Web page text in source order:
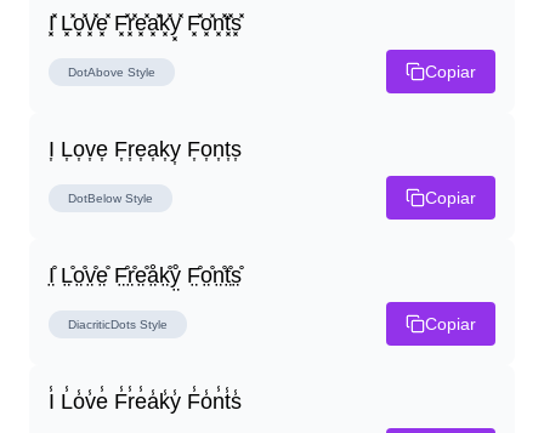
I͓̽ L͓̽o͓̽v͓̽e͓̽ F͓̽r͓̽e͓̽a͓̽k͓̽y͓̽ F͓̽o͓̽n͓̽t͓̽s͓̽
DotAbove Style Copiar
I͎ L͎o͎v͎e͎ F͎r͎e͎a͎k͎y͎ F͎o͎n͎t͎s͎
DotBelow Style Copiar
I̤̊ L̤̊o̤̊v̤̊e̤̊ F̤̊r̤̊e̤̊å̤k̤̊ẙ̤ F̤̊o̤̊n̤̊t̤̊s̤̊
DiacriticDots Style Copiar
I̾ L̾o̾v̾e̾ F̾r̾e̾a̾k̾y̾ F̾o̾n̾t̾s̾